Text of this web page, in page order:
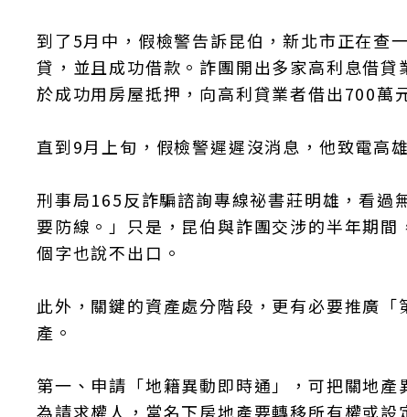
到了5月中，假檢警告訴昆伯，新北市正在查
貸，並且成功借款。詐團開出多家高利息借
於成功用房屋抵押，向高利貸業者借出700萬
直到9月上旬，假檢警遲遲沒消息，他致電高
刑事局165反詐騙諮詢專線祕書莊明雄，看過
要防線。」只是，昆伯與詐團交涉的半年期
個字也說不出口。
此外，關鍵的資產處分階段，更有必要推廣
產。
第一、申請「地籍異動即時通」，可把關地
為請求權人，當名下房地產要轉移所有權或